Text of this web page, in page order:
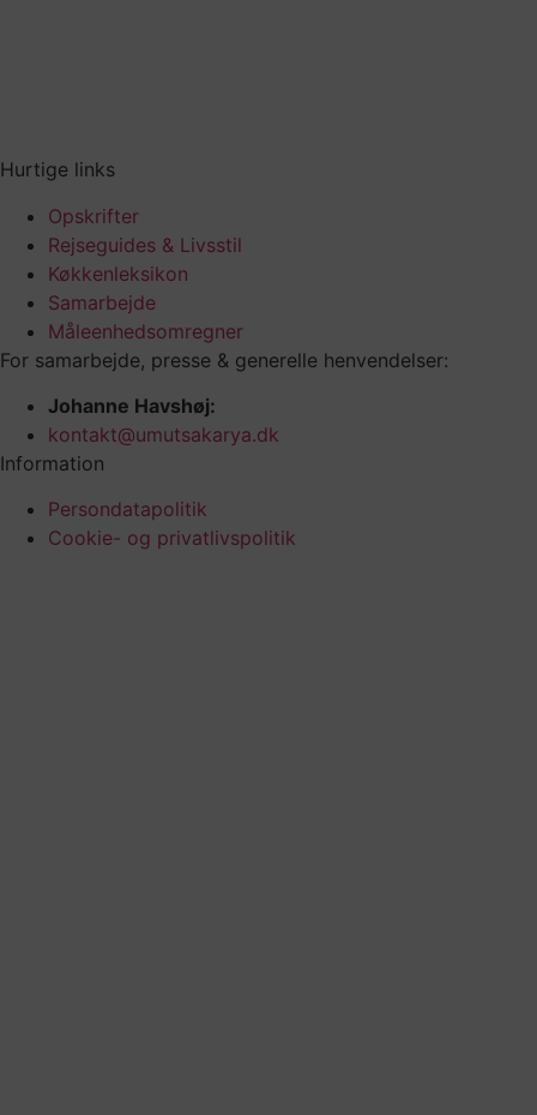
Hurtige links
Opskrifter
Rejseguides & Livsstil
Køkkenleksikon
Samarbejde
Måleenhedsomregner
For samarbejde, presse & generelle henvendelser:
Johanne Havshøj:
kontakt@umutsakarya.dk
Information
Persondatapolitik
Cookie- og privatlivspolitik